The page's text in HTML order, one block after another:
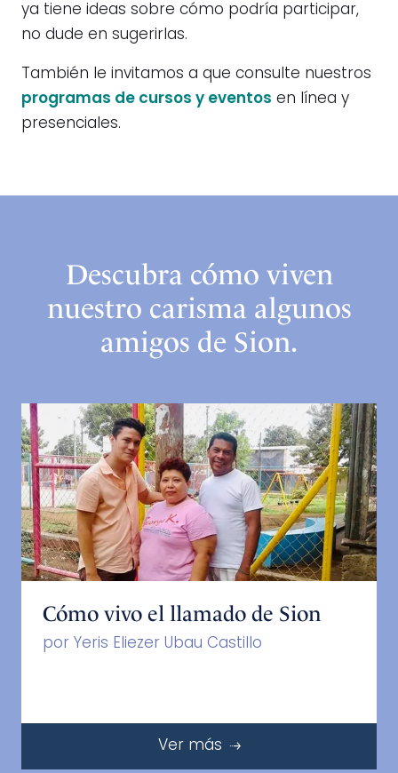
ya tiene ideas sobre cómo podría participar,
no dude en sugerirlas.
También le invitamos a que consulte nuestros
programas de cursos y eventos en línea y
presenciales.
Descubra cómo viven
nuestro carisma algunos
amigos de Sion.
Cómo vivo el llamado de Sion
por Yeris Eliezer Ubau Castillo
Ver más